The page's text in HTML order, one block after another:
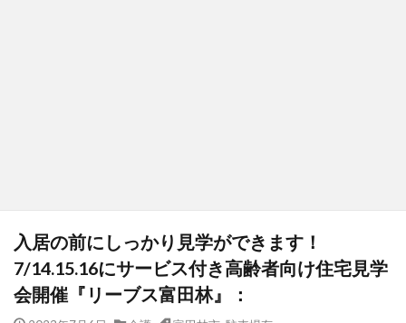
入居の前にしっかり見学ができます！
7/14.15.16にサービス付き高齢者向け住宅見学
会開催『リーブス富田林』：